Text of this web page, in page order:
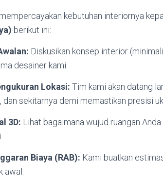
kebutuhan interiornya
berikut ini:
Diskusikan konsep interior
desainer kami.
Lokasi: Tim kami akan datang
dan sekitarnya demi memastikan presisi
3D: Lihat bagaimana wujud ruangan
Biaya (RAB): Kami buatkan